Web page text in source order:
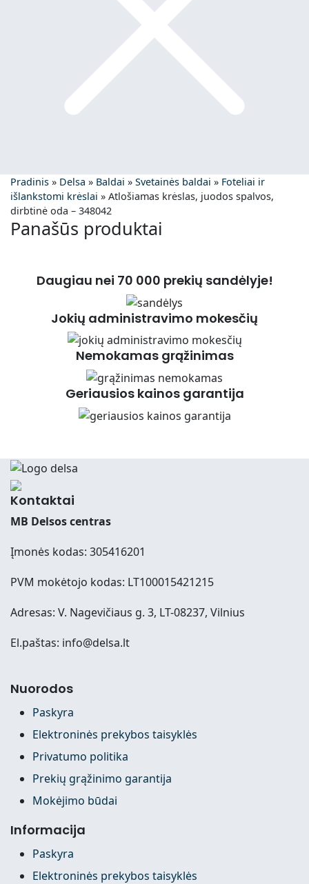
Pradinis » Delsa » Baldai » Svetainės baldai » Foteliai ir
išlankstomi krėslai » Atlošiamas krėslas, juodos spalvos,
dirbtinė oda – 348042
Panašūs produktai
Daugiau nei 70 000 prekių sandėlyje!
Jokių administravimo mokesčių
Nemokamas grąžinimas
Geriausios kainos garantija
Kontaktai
MB Delsos centras
Įmonės kodas: 305416201
PVM mokėtojo kodas: LT100015421215
Adresas: V. Nagevičiaus g. 3, LT-08237, Vilnius
El.paštas: info@delsa.lt
Nuorodos
Paskyra
Elektroninės prekybos taisyklės
Privatumo politika
Prekių grąžinimo garantija
Mokėjimo būdai
Informacija
Paskyra
Elektroninės prekybos taisyklės